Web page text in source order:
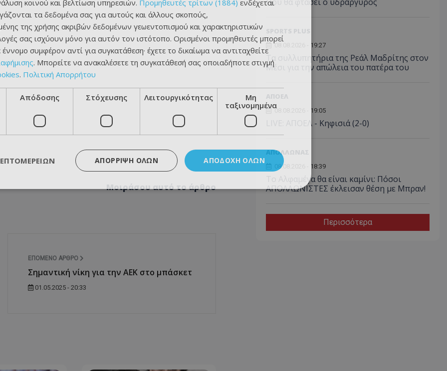
Μοιράσου αυτό το άρθρο
ΕΠΌΜΕΝΟ ΆΡΘΡΟ
Σημαντική νίκη για την ΑΕΚ στο μπάσκετ
01.05.2025 - 20:33
08.08.2026 - 19:27
Τα συλλυπητήρια της Ρεάλ Μαδρίτης στον
Μέσι για την απώλεια του πατέρα του
08.08.2026 - 19:05
LIVE: ΑΠΟΕΛ - Κηφισιά (2-0)
ΑΠΟΛΛΩΝΑΣ
08.08.2026 - 18:39
Το Αλφαμέγα θα είναι καμίνι: Πόσοι
ΑΠΟΛΛΩΝΙΣΤΕΣ έκλεισαν θέση με Μπραν!
Περισσότερα
κοινού και βελτίωση υπηρεσιών. Προμηθευτές τρίτων (1884) ενδέχεται
τα δεδομένα σας για αυτούς και άλλους σκοπούς,
της χρήσης ακριβών δεδομένων γεωεντοπισμού και χαρακτηριστικών
σας ισχύουν μόνο για αυτόν τον ιστότοπο. Ορισμένοι προμηθευτές μπορεί
συμφέρον αντί για συγκατάθεση· έχετε το δικαίωμα να αντιταχθείτε
. Μπορείτε να ανακαλέσετε τη συγκατάθεσή σας οποιαδήποτε στιγμή
. Πολιτική Απορρήτου
Απόδοσης Στόχευσης Λειτουργικότητας
Μη
ταξινομημένα
ΑΠΟΔΟΧΉ ΌΛΩΝ
ΑΠΌΡΡΙΨΗ ΌΛΩΝ